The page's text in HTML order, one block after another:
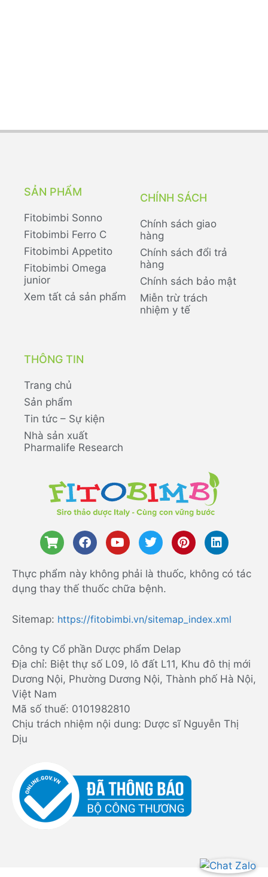
SẢN PHẨM
Fitobimbi Sonno
Fitobimbi Ferro C
Fitobimbi Appetito
Fitobimbi Omega
junior
Xem tất cả sản phẩm
CHÍNH SÁCH
Chính sách giao
hàng
Chính sách đổi trả
hàng
Chính sách bảo mật
Miễn trừ trách
nhiệm y tế
THÔNG TIN
Trang chủ
Sản phẩm
Tin tức – Sự kiện
Nhà sản xuất
Pharmalife Research
Thực phẩm này không phải là thuốc, không có tác
dụng thay thế thuốc chữa bệnh.
Sitemap: https://fitobimbi.vn/sitemap_index.xml
Công ty Cổ phần Dược phẩm Delap
Địa chỉ: Biệt thự số L09, lô đất L11, Khu đô thị mới
Dương Nội, Phường Dương Nội, Thành phố Hà Nội,
Việt Nam
Mã số thuế: 0101982810
Chịu trách nhiệm nội dung: Dược sĩ Nguyễn Thị
Dịu